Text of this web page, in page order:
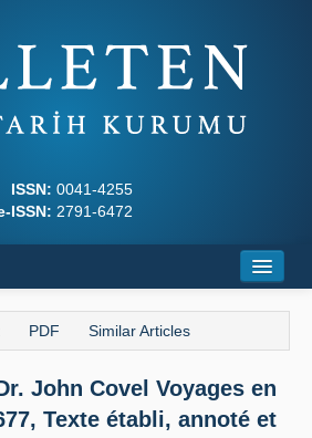
ISSN: 0041-4255
ISSN: 2791-6472
PDF Similar Articles
John Covel Voyages en
Texte établi, annoté et